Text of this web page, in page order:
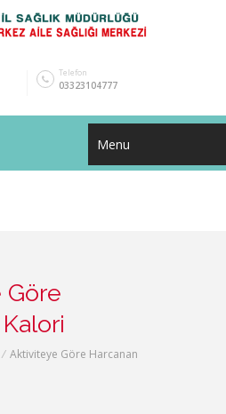
Telefon
03323104777
Menu
/ Aktiviteye Göre Harcanan